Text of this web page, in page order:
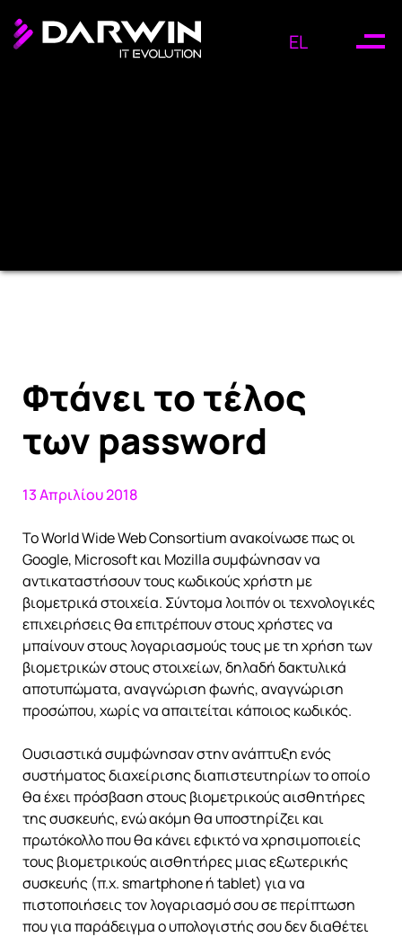
EL
Φτάνει το τέλος
των password
13 Απριλίου 2018
Το World Wide Web Consortium ανακοίνωσε πως οι
Google, Microsoft και Mozilla συμφώνησαν να
αντικαταστήσουν τους κωδικούς χρήστη με
βιομετρικά στοιχεία. Σύντομα λοιπόν οι τεχνολογικές
επιχειρήσεις θα επιτρέπουν στους χρήστες να
μπαίνουν στους λογαριασμούς τους με τη χρήση των
βιομετρικών στους στοιχείων, δηλαδή δακτυλικά
αποτυπώματα, αναγνώριση φωνής, αναγνώριση
προσώπου, χωρίς να απαιτείται κάποιος κωδικός.
Ουσιαστικά συμφώνησαν στην ανάπτυξη ενός
συστήματος διαχείρισης διαπιστευτηρίων το οποίο
θα έχει πρόσβαση στους βιομετρικούς αισθητήρες
της συσκευής, ενώ ακόμη θα υποστηρίζει και
πρωτόκολλο που θα κάνει εφικτό να χρησιμοποιείς
τους βιομετρικούς αισθητήρες μιας εξωτερικής
συσκευής (π.χ. smartphone ή tablet) για να
πιστοποιήσεις τον λογαριασμό σου σε περίπτωση
που για παράδειγμα ο υπολογιστής σου δεν διαθέτει